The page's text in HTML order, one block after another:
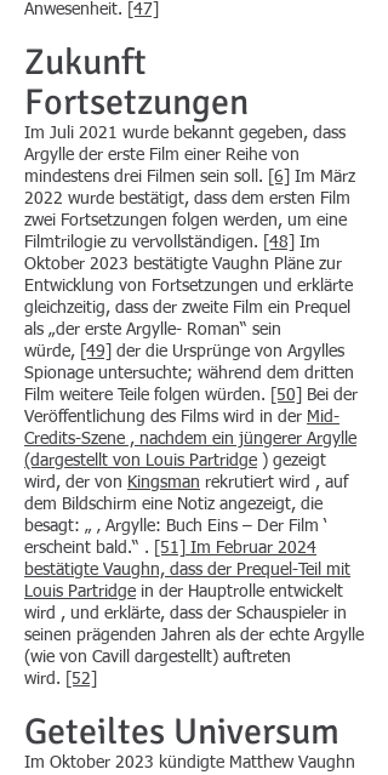
Anwesenheit.
[47]
Zukunft
Fortsetzungen
Im Juli 2021 wurde bekannt gegeben, dass
Argylle der erste Film einer Reihe von
mindestens drei Filmen sein soll.
[6]
Im März
2022 wurde bestätigt, dass dem ersten Film
zwei Fortsetzungen folgen werden, um eine
Filmtrilogie zu vervollständigen.
[48]
​​Im
Oktober 2023 bestätigte Vaughn Pläne zur
Entwicklung von Fortsetzungen und erklärte
gleichzeitig, dass der zweite Film ein Prequel
als „der erste Argylle- Roman“ sein
würde,
[49]
der die Ursprünge von Argylles
Spionage untersuchte; während dem dritten
Film weitere Teile folgen würden.
[50]
Bei der
Veröffentlichung des Films wird in der Mid-
Credits-Szene , nachdem ein jüngerer Argylle
(dargestellt von Louis Partridge ) gezeigt
wird, der von Kingsman rekrutiert wird , auf
dem Bildschirm eine Notiz angezeigt, die
besagt: „ ‚ Argylle: Buch Eins – Der Film ‘
erscheint bald.“ .
[51]
Im Februar 2024
bestätigte Vaughn, dass der Prequel-Teil mit
Louis Partridge in der Hauptrolle entwickelt
wird , und erklärte, dass der Schauspieler in
seinen prägenden Jahren als der echte Argylle
(wie von Cavill dargestellt) auftreten
wird.
[52]
Geteiltes Universum
Im Oktober 2023 kündigte Matthew Vaughn